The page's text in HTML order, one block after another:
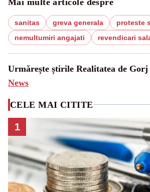
sanitas greva generala
proteste
nemultumiri angajati
revendicari
Urmărește știrile Realitatea de Gorj
News
CELE MAI CITITE
1